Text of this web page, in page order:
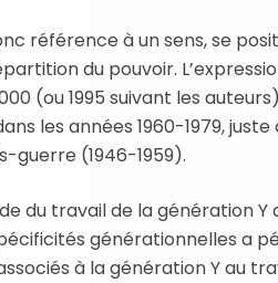
référence à un sens, se
du pouvoir.
(ou 1995 suivant les
les années 1960-1979, juste
guerre (1946-1959).
du travail de la génération Y
générationnelles a
à la génération Y au